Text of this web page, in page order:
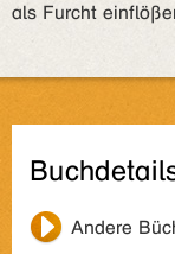
als Furcht
Andere